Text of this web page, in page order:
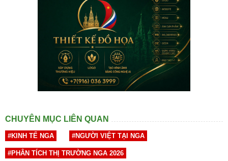
CHUYÊN MỤC LIÊN QUAN
#KINH TẾ NGA #NGƯỜI VIỆT TẠI NGA
#PHÂN TÍCH THỊ TRƯỜNG NGA 2026